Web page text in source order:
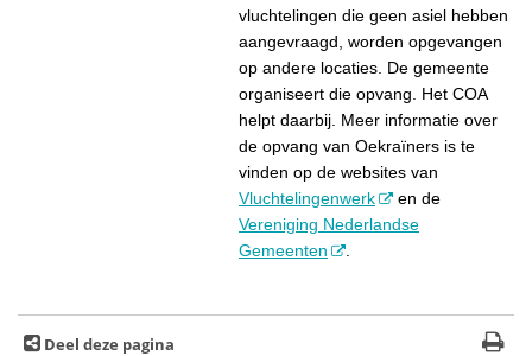
vluchtelingen die geen asiel hebben
aangevraagd, worden opgevangen
op andere locaties. De gemeente
organiseert die opvang. Het COA
helpt daarbij. Meer informatie over
de opvang van Oekraïners is te
vinden op de websites van
Vluchtelingenwerk
en de
Vereniging Nederlandse
Gemeenten
Deel deze pagina